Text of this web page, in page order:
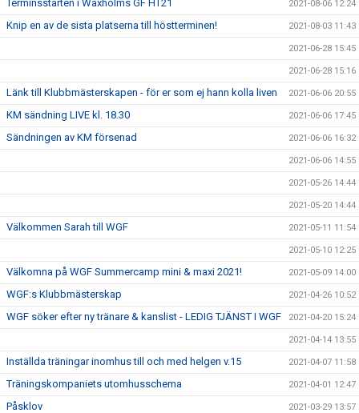
Terminsstarten i Waxholms GF HT21 2021-08-06 12:24
Knip en av de sista platserna till höstterminen! 2021-08-03 11:43
2021-06-28 15:45
2021-06-28 15:16
Länk till Klubbmästerskapen - för er som ej hann kolla liven 2021-06-06 20:55
KM sändning LIVE kl. 18.30 2021-06-06 17:45
Sändningen av KM försenad 2021-06-06 16:32
2021-06-06 14:55
2021-05-26 14:44
2021-05-20 14:44
Välkommen Sarah till WGF 2021-05-11 11:54
2021-05-10 12:25
Välkomna på WGF Summercamp mini & maxi 2021! 2021-05-09 14:00
WGF:s Klubbmästerskap 2021-04-26 10:52
WGF söker efter ny tränare & kanslist - LEDIG TJÄNST I WGF 2021-04-20 15:24
2021-04-14 13:55
Inställda träningar inomhus till och med helgen v.15 2021-04-07 11:58
Träningskompaniets utomhusschema 2021-04-01 12:47
Påsklov 2021-03-29 13:57